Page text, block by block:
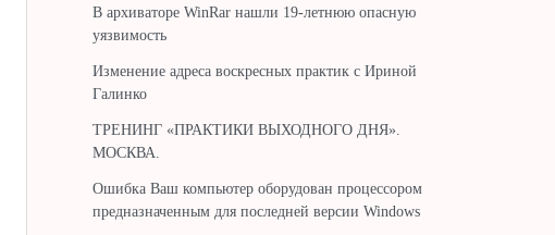
В архиваторе WinRar нашли 19-летнюю опасную
уязвимость
Изменение адреса воскресных практик с Ириной
Галинко
ТРЕНИНГ «ПРАКТИКИ ВЫХОДНОГО ДНЯ».
МОСКВА.
Ошибка Ваш компьютер оборудован процессором
предназначенным для последней версии Windows